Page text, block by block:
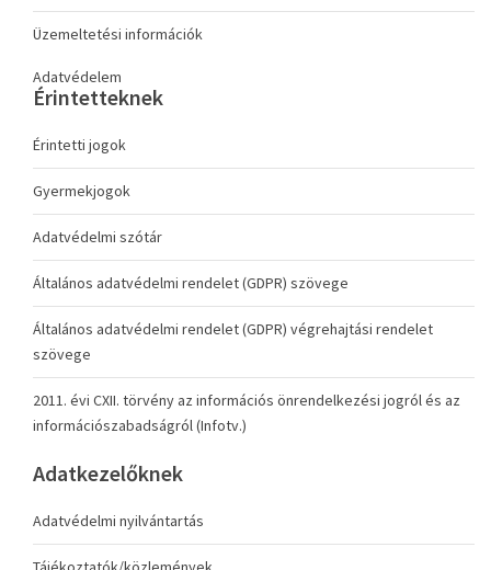
Üzemeltetési információk
Adatvédelem
Érintetteknek
Érintetti jogok
Gyermekjogok
Adatvédelmi szótár
Általános adatvédelmi rendelet (GDPR) szövege
Általános adatvédelmi rendelet (GDPR) végrehajtási rendelet
szövege
2011. évi CXII. törvény az információs önrendelkezési jogról és az
információszabadságról (Infotv.)
Adatkezelőknek
Adatvédelmi nyilvántartás